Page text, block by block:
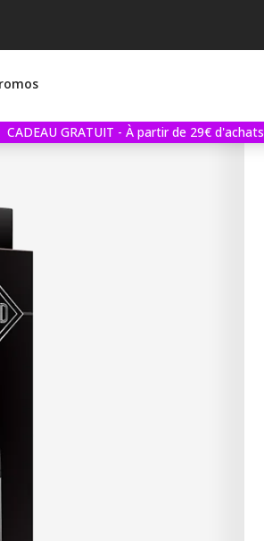
CADEAU GRATUIT - À partir de 29€ d'achats